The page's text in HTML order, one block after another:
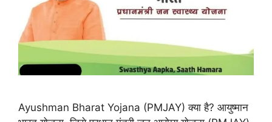
Ayushman Bharat Yojana (PMJAY) क्या है? आयुष्मान